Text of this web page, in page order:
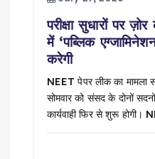
परीक्षा सुधारों पर
में ‘पब्लिक
करेगी
NEET पेपर लीक का मामला
सोमवार को संसद के दोनों
कार्यवाही फिर से शुरू